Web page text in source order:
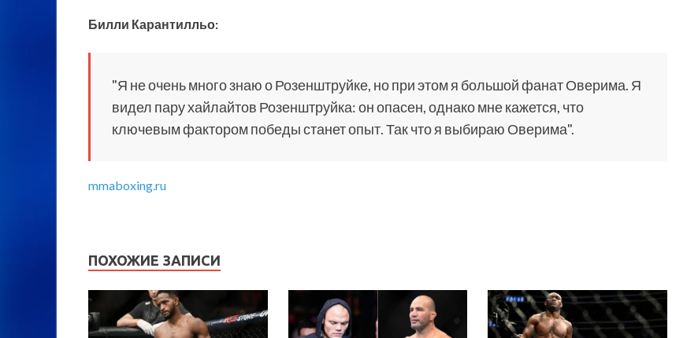
Билли Карантилльо:
"Я не очень много знаю о Розенштруйке, но при этом я большой фанат Оверима. Я
видел пару хайлайтов Розенштруйка: он опасен, однако мне кажется, что
ключевым фактором победы станет опыт. Так что я выбираю Оверима".
mmaboxing.ru
ПОХОЖИЕ ЗАПИСИ